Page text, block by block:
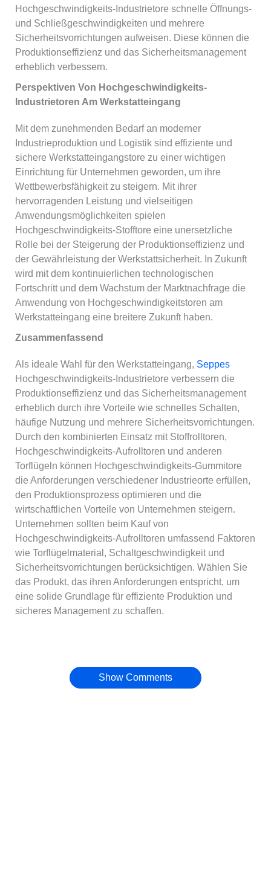
Hochgeschwindigkeits-Industrietore schnelle Öffnungs-
und Schließgeschwindigkeiten und mehrere
Sicherheitsvorrichtungen aufweisen. Diese können die
Produktionseffizienz und das Sicherheitsmanagement
erheblich verbessern.
Perspektiven Von Hochgeschwindigkeits-
Industrietoren Am Werkstatteingang
Mit dem zunehmenden Bedarf an moderner
Industrieproduktion und Logistik sind effiziente und
sichere Werkstatteingangstore zu einer wichtigen
Einrichtung für Unternehmen geworden, um ihre
Wettbewerbsfähigkeit zu steigern. Mit ihrer
hervorragenden Leistung und vielseitigen
Anwendungsmöglichkeiten spielen
Hochgeschwindigkeits-Stofftore eine unersetzliche
Rolle bei der Steigerung der Produktionseffizienz und
der Gewährleistung der Werkstattsicherheit. In Zukunft
wird mit dem kontinuierlichen technologischen
Fortschritt und dem Wachstum der Marktnachfrage die
Anwendung von Hochgeschwindigkeitstoren am
Werkstatteingang eine breitere Zukunft haben.
Zusammenfassend
Als ideale Wahl für den Werkstatteingang, Seppes
Hochgeschwindigkeits-Industrietore verbessern die
Produktionseffizienz und das Sicherheitsmanagement
erheblich durch ihre Vorteile wie schnelles Schalten,
häufige Nutzung und mehrere Sicherheitsvorrichtungen.
Durch den kombinierten Einsatz mit Stoffrolltoren,
Hochgeschwindigkeits-Aufrolltoren und anderen
Torflügeln können Hochgeschwindigkeits-Gummitore
die Anforderungen verschiedener Industrieorte erfüllen,
den Produktionsprozess optimieren und die
wirtschaftlichen Vorteile von Unternehmen steigern.
Unternehmen sollten beim Kauf von
Hochgeschwindigkeits-Aufrolltoren umfassend Faktoren
wie Torflügelmaterial, Schaltgeschwindigkeit und
Sicherheitsvorrichtungen berücksichtigen. Wählen Sie
das Produkt, das ihren Anforderungen entspricht, um
eine solide Grundlage für effiziente Produktion und
sicheres Management zu schaffen.
Show Comments